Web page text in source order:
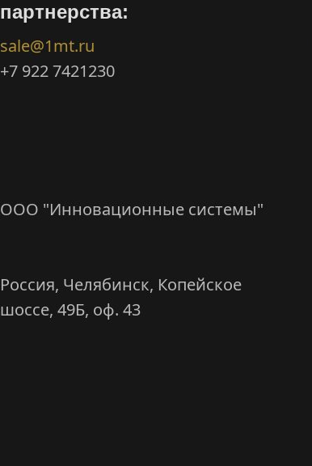
партнерства:
sale@1mt.ru
+7 922 7421230
ООО "Инновационные системы"
Россия, Челябинск, Копейское
шоссе, 49Б, оф. 43